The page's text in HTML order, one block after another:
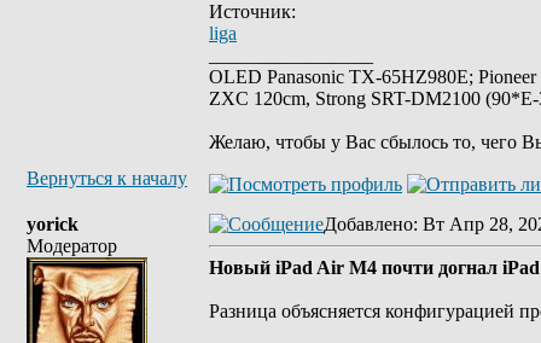
Источник:
liga
OLED Panasonic TX-65HZ980E;
ZXC 120cm, Strong SRT-DM2100
Желаю, чтобы у Вас сбылось то, чего
Вернуться к началу
yorick
Модератор
Добавлено: Вт Апр 28,
Новый iPad Air M4 почти догнал iPad
Разница объясняется конфигурацией